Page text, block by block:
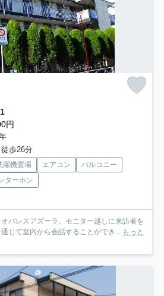
円
歩26分
濯機置場 エアコン
バルコニー
ターホン
パレスアズーラ。モニター越しに来訪者を
じて室内から会話することができ... もっと